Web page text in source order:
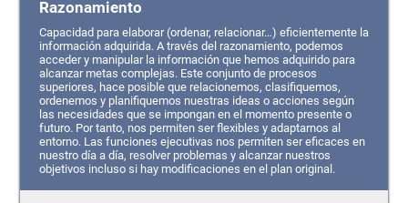
Razonamiento
Capacidad para elaborar (ordenar, relacionar…) eficientemente la
información adquirida. A través del razonamiento, podemos
acceder y manipular la información que hemos adquirido para
alcanzar metas complejas. Este conjunto de procesos
superiores, hace posible que relacionemos, clasifiquemos,
ordenemos y planifiquemos nuestras ideas o acciones según
las necesidades que se impongan en el momento presente o
futuro. Por tanto, nos permiten ser flexibles y adaptarnos al
entorno. Las funciones ejecutivas nos permiten ser eficaces en
nuestro día a día, resolver problemas y alcanzar nuestros
objetivos incluso si hay modificaciones en el plan original.